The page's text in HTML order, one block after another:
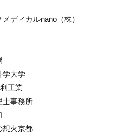
メディカルnano（株）
学大学
利工業
士事務所
想火京都